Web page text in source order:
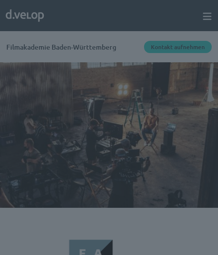
Filmakademie Baden-Württemberg Kontakt aufnehmen